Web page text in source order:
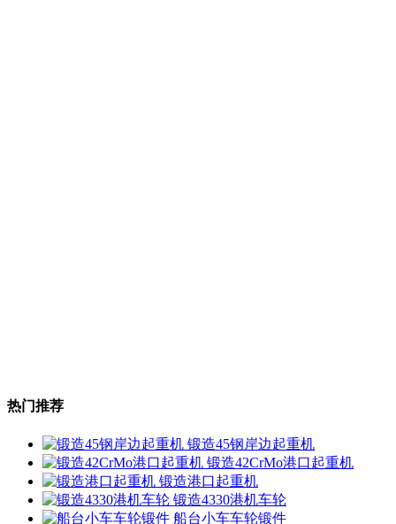
热门推荐
锻造45钢岸边起重机
锻造42CrMo港口起重机
锻造港口起重机
锻造4330港机车轮
船台小车车轮锻件